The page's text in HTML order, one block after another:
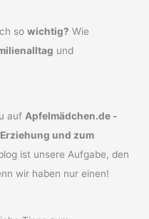
sowichtig? Wie
und
aufApfelmädchen.de -
und zum
ist unsere Aufgabe, den
wir haben nur einen!